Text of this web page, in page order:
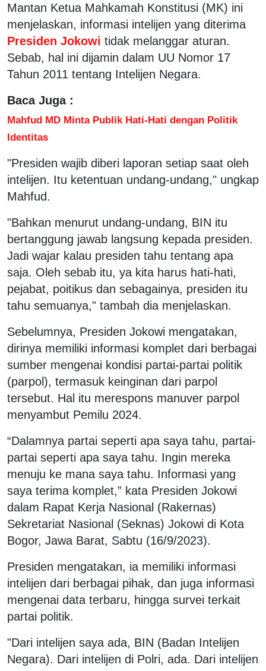
Mantan Ketua Mahkamah Konstitusi (MK) ini
menjelaskan, informasi intelijen yang diterima
Presiden Jokowi tidak melanggar aturan.
Sebab, hal ini dijamin dalam UU Nomor 17
Tahun 2011 tentang Intelijen Negara.
Baca Juga :
Mahfud MD Minta Publik Hati-Hati dengan Politik
Identitas
"Presiden wajib diberi laporan setiap saat oleh
intelijen. Itu ketentuan undang-undang," ungkap
Mahfud.
"Bahkan menurut undang-undang, BIN itu
bertanggung jawab langsung kepada presiden.
Jadi wajar kalau presiden tahu tentang apa
saja. Oleh sebab itu, ya kita harus hati-hati,
pejabat, poitikus dan sebagainya, presiden itu
tahu semuanya," tambah dia menjelaskan.
Sebelumnya, Presiden Jokowi mengatakan,
dirinya memiliki informasi komplet dari berbagai
sumber mengenai kondisi partai-partai politik
(parpol), termasuk keinginan dari parpol
tersebut. Hal itu merespons manuver parpol
menyambut Pemilu 2024.
“Dalamnya partai seperti apa saya tahu, partai-
partai seperti apa saya tahu. Ingin mereka
menuju ke mana saya tahu. Informasi yang
saya terima komplet,” kata Presiden Jokowi
dalam Rapat Kerja Nasional (Rakernas)
Sekretariat Nasional (Seknas) Jokowi di Kota
Bogor, Jawa Barat, Sabtu (16/9/2023).
Presiden mengatakan, ia memiliki informasi
intelijen dari berbagai pihak, dan juga informasi
mengenai data terbaru, hingga survei terkait
partai politik.
"Dari intelijen saya ada, BIN (Badan Intelijen
Negara). Dari intelijen di Polri, ada. Dari intelijen